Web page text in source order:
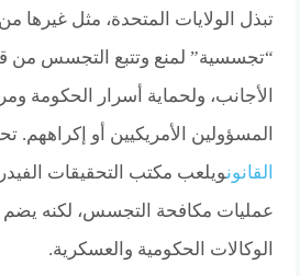
تبذل الولايات المتحدة، مثل غيرها
“تجسسية” لمنع وتتبع التجسس من
الأجانب، ولحماية أسرار الحكومة
المسؤولين الأمريكيين أو إكراههم.
القانونويلعب مكتب التحقيقات
عمليات مكافحة التجسس، لكنه يضم
الوكالات الحكومية والعسكرية.